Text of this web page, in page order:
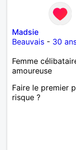
Madsie
Beauvais - 30
Femme
amoureuse
Faire le premier
risque ?